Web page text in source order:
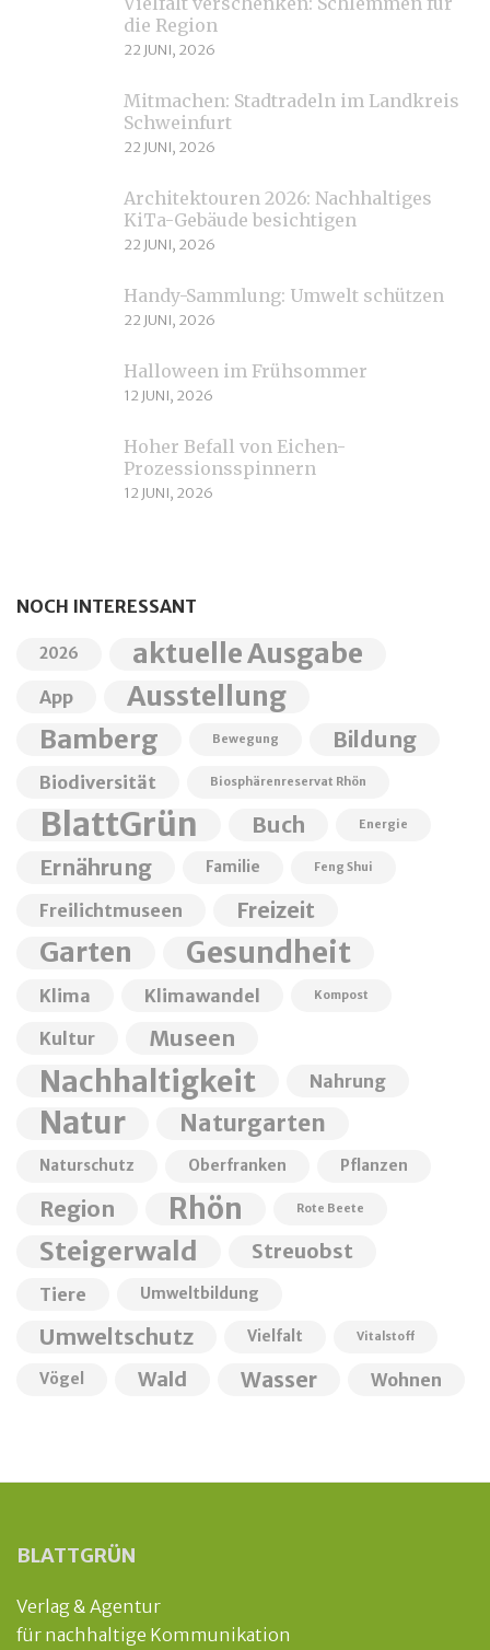
die Region
22 JUNI, 2026
Mitmachen: Stadtradeln im Landkreis
Schweinfurt
22 JUNI, 2026
Architektouren 2026: Nachhaltiges
KiTa-Gebäude besichtigen
22 JUNI, 2026
Handy-Sammlung: Umwelt schützen
22 JUNI, 2026
Halloween im Frühsommer
12 JUNI, 2026
Hoher Befall von Eichen-
Prozessionsspinnern
12 JUNI, 2026
NOCH INTERESSANT
2026 aktuelle Ausgabe
App Ausstellung
Bamberg Bewegung Bildung
Biodiversität Biosphärenreservat Rhön
BlattGrün Buch Energie
Ernährung Familie Feng Shui
Freilichtmuseen Freizeit
Garten Gesundheit
Klima Klimawandel Kompost
Kultur Museen
Nachhaltigkeit Nahrung
Natur Naturgarten
Naturschutz Oberfranken Pflanzen
Region Rhön Rote Beete
Steigerwald Streuobst
Tiere Umweltbildung
Umweltschutz Vielfalt Vitalstoff
Vögel Wald Wasser Wohnen
BLATTGRÜN
Verlag & Agentur
für nachhaltige Kommunikation